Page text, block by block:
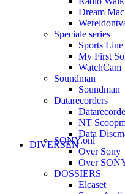
Dream
Speciale series
Sports Line
My First
WatchCam
Soundman
Soundman
Datarecorders
NT
Data
DIVERSEN
SONY.onl
Over Sony
Over
DOSSIERS
Elcaset